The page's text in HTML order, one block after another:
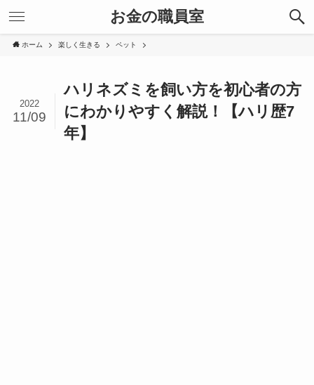
お金の職員室
ホーム 楽しく生きる ペット
ハリネズミを飼い方を初心者の方
にわかりやすく解説！【ハリ歴7
年】
2022
11/09